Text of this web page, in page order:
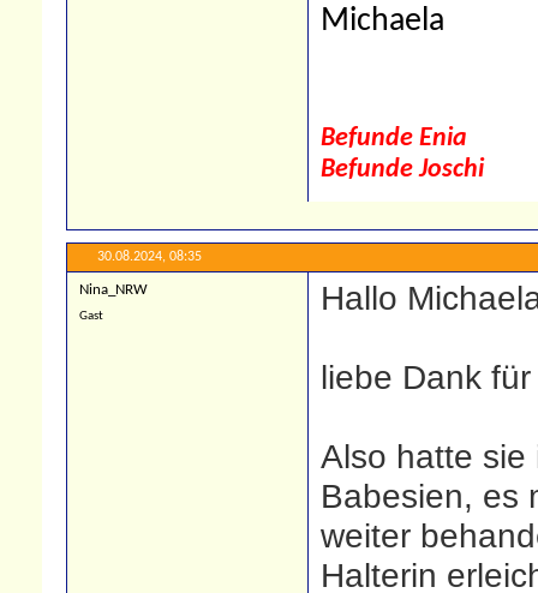
Michaela
Befunde Enia
Befunde Joschi
30.08.2024, 08:35
Nina_NRW
Gast Hallo
liebe Dank
Also hatte sie
Babesien, es
weiter
Halterin